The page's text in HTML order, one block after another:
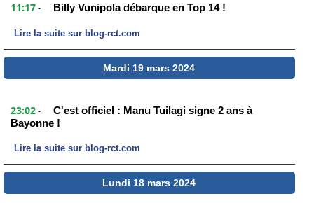
11:17 - Billy Vunipola débarque en Top 14 !
Lire la suite sur blog-rct.com
Mardi 19 mars 2024
23:02 -
C'est officiel : Manu Tuilagi signe 2 ans à
Bayonne !
Lire la suite sur blog-rct.com
Lundi 18 mars 2024